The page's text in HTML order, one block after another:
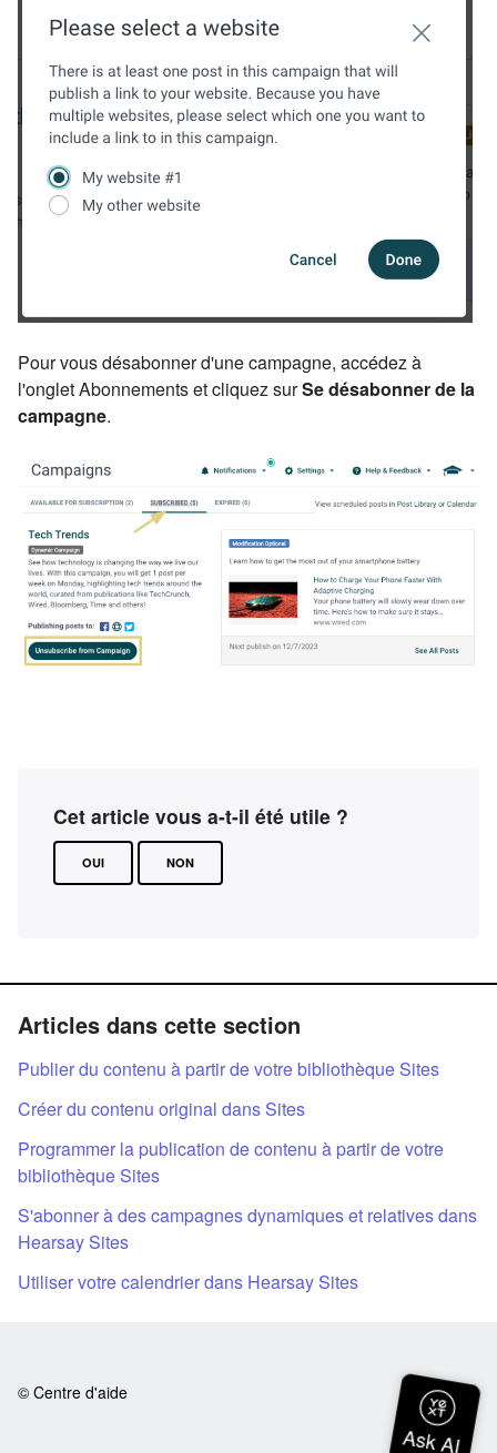
Pour vous désabonner d'une campagne, accédez à
l'onglet Abonnements et cliquez surSe désabonner de la
campagne.
Cet article vous a-t-il été utile ?
OUI NON
Articles dans cette section
Publier du contenu à partir de votre bibliothèque Sites
Créer du contenu original dans Sites
Programmer la publication de contenu à partir de votre
bibliothèque Sites
S'abonner à des campagnes dynamiques et relatives dans
Hearsay Sites
Utiliser votre calendrier dans Hearsay Sites
© Centre d'aide